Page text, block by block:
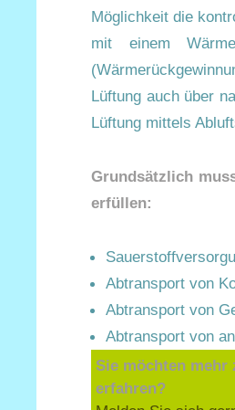
Möglichkeit die
mit einem
Lüftung auch über
Lüftung mittels
Grundsätzlich
erfüllen:
Abtransport von
Abtransport von
Abtransport von
Sie möchten mehr
erfahren?